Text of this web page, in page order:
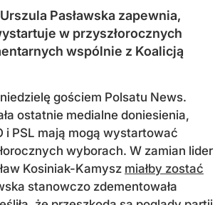
Pasławska zapewnia,
w przyszłorocznych
wspólnie z Koalicją
niedzielę gościem Polsatu News.
ostatnie medialne doniesienia,
i PSL mają mogą wystartować
wyborach. W zamian lider
Kosiniak-Kamysz miałby zostać
stanowczo zdementowała